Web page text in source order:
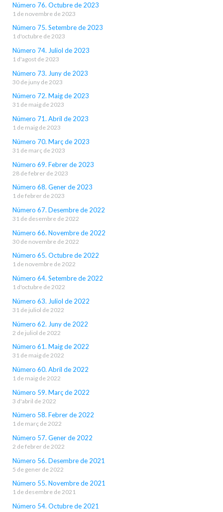
Número 76. Octubre de 2023
1 de novembre de 2023
Número 75. Setembre de 2023
1 d'octubre de 2023
Número 74. Juliol de 2023
1 d'agost de 2023
Número 73. Juny de 2023
30 de juny de 2023
Número 72. Maig de 2023
31 de maig de 2023
Número 71. Abril de 2023
1 de maig de 2023
Número 70. Març de 2023
31 de març de 2023
Número 69. Febrer de 2023
28 de febrer de 2023
Número 68. Gener de 2023
1 de febrer de 2023
Número 67. Desembre de 2022
31 de desembre de 2022
Número 66. Novembre de 2022
30 de novembre de 2022
Número 65. Octubre de 2022
1 de novembre de 2022
Número 64. Setembre de 2022
1 d'octubre de 2022
Número 63. Juliol de 2022
31 de juliol de 2022
Número 62. Juny de 2022
2 de juliol de 2022
Número 61. Maig de 2022
31 de maig de 2022
Número 60. Abril de 2022
1 de maig de 2022
Número 59. Març de 2022
3 d'abril de 2022
Número 58. Febrer de 2022
1 de març de 2022
Número 57. Gener de 2022
2 de febrer de 2022
Número 56. Desembre de 2021
5 de gener de 2022
Número 55. Novembre de 2021
1 de desembre de 2021
Número 54. Octubre de 2021